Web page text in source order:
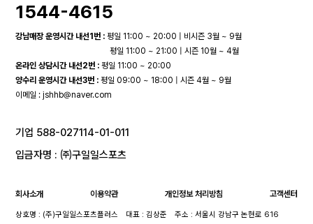
1544-4615
강남매장 운영시간 내선1번 : 평일 11:00 ~ 20:00 | 비시즌 3월 ~ 9월
평일 11:00 ~ 21:00 | 시즌 10월 ~ 4월
온라인 상담시간 내선2번 : 평일 11:00 ~ 20:00
양수리 운영시간 내선3번 : 평일 09:00 ~ 18:00 | 시즌 4월 ~ 9월
이메일 :jshhb@naver.com
기업 588-027114-01-011
입금자명 : ㈜구일일스포츠
회사소개 이용약관 개인정보 처리방침 고객센터
상호명 : (주)구일일스포츠플러스 대표 : 김상준 주소 : 서울시 강남구 논현로 616